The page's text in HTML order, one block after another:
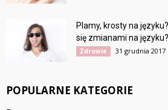
Plamy, krosty na
się zmianami na języku?
Zdrowie 31 grudnia 2017
POPULARNE KATEGORIE